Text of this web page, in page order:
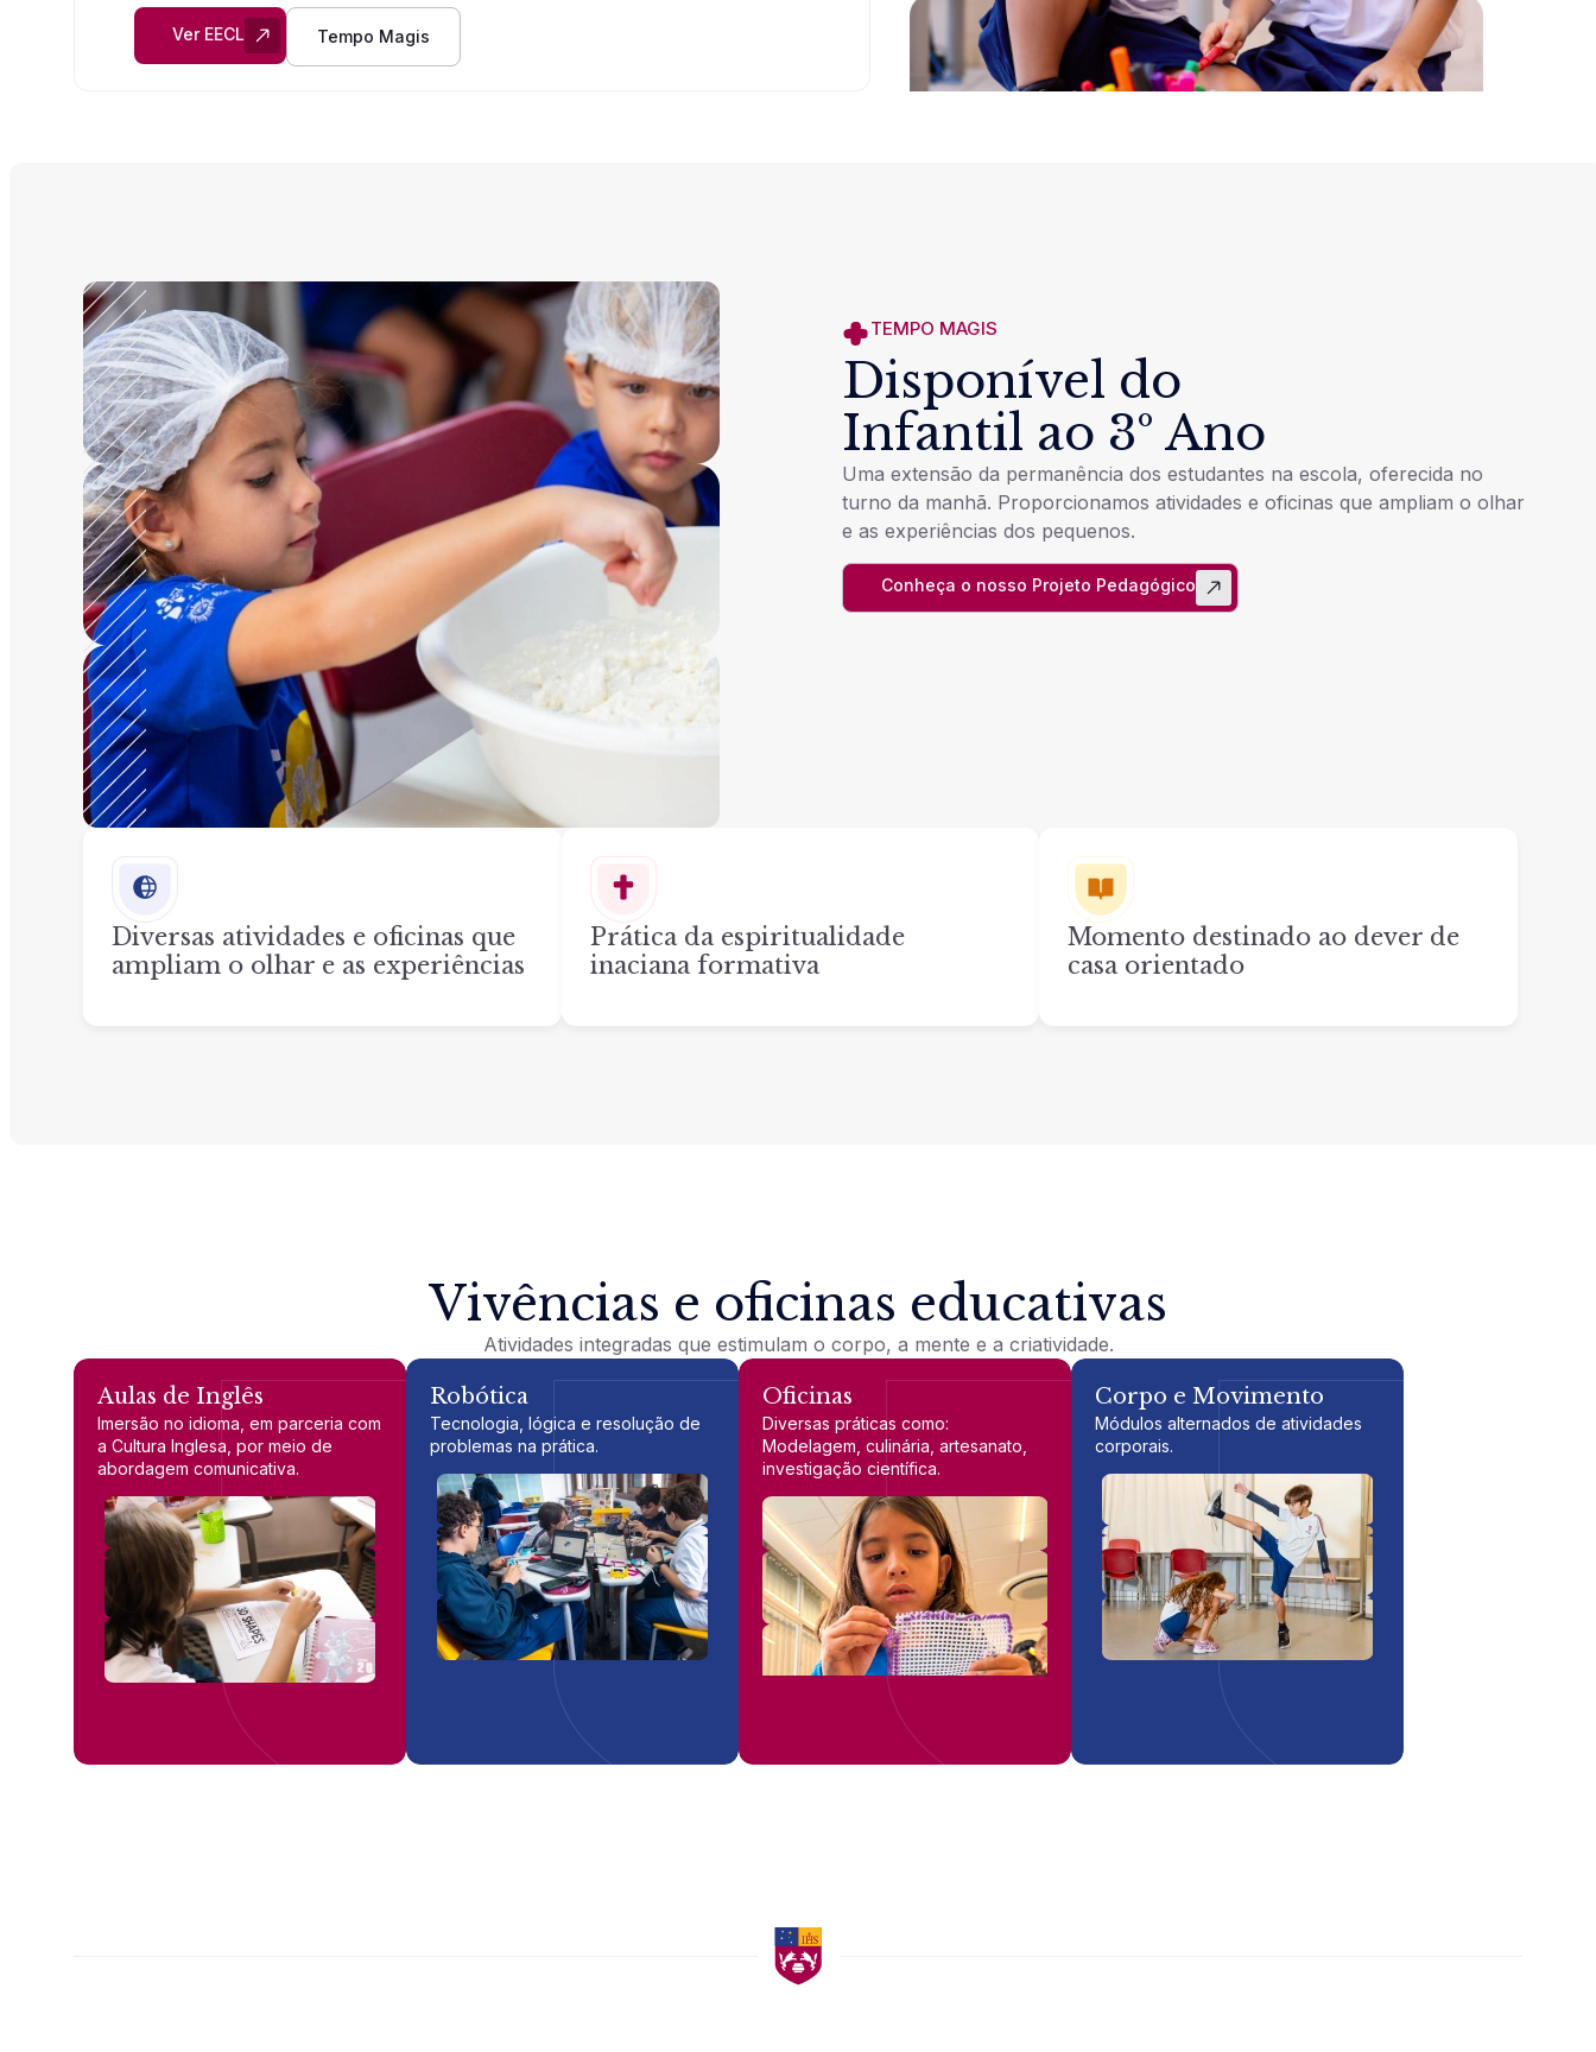
Ver EECL Tempo Magis
TEMPO MAGIS
Disponível do
Infantil ao 3º Ano
Uma extensão da permanência dos estudantes na escola, oferecida no
turno da manhã. Proporcionamos atividades e oficinas que ampliam o olhar
e as experiências dos pequenos.
Conheça o nosso Projeto Pedagógico
Diversas atividades e oficinas que
ampliam o olhar e as experiências
Prática da espiritualidade
inaciana formativa
Momento destinado ao dever de
casa orientado
Vivências e oficinas educativas
Atividades integradas que estimulam o corpo, a mente e a criatividade.
Aulas de Inglês
Imersão no idioma, em parceria com
a Cultura Inglesa, por meio de
abordagem comunicativa.
Robótica
Tecnologia, lógica e resolução de
problemas na prática.
Oficinas
Diversas práticas como:
Modelagem, culinária, artesanato,
investigação científica.
Corpo e Movimento
Módulos alternados de atividades
corporais.